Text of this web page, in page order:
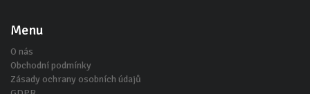
Menu
O nás
Obchodní podmínky
Zásady ochrany osobních údajů